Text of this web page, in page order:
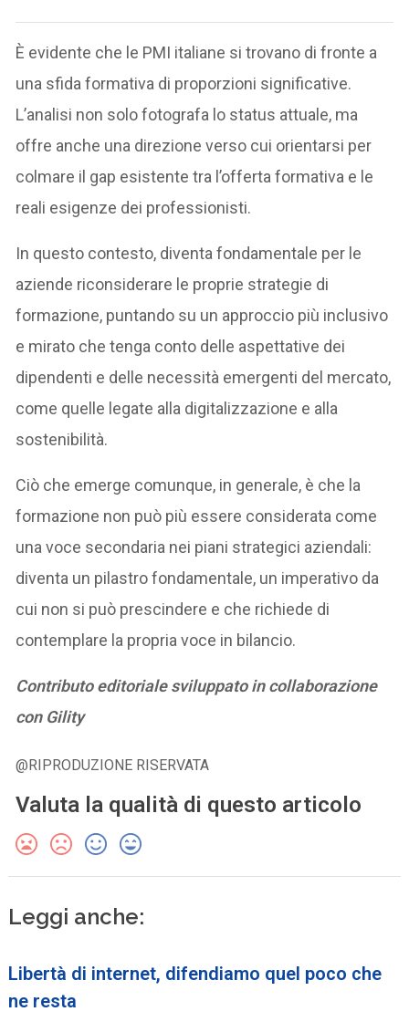
È evidente che le PMI italiane si trovano di fronte a
una sfida formativa di proporzioni significative.
L’analisi non solo fotografa lo status attuale, ma
offre anche una direzione verso cui orientarsi per
colmare il gap esistente tra l’offerta formativa e le
reali esigenze dei professionisti.
In questo contesto, diventa fondamentale per le
aziende riconsiderare le proprie strategie di
formazione, puntando su un approccio più inclusivo
e mirato che tenga conto delle aspettative dei
dipendenti e delle necessità emergenti del mercato,
come quelle legate alla digitalizzazione e alla
sostenibilità.
Ciò che emerge comunque, in generale, è che la
formazione non può più essere considerata come
una voce secondaria nei piani strategici aziendali:
diventa un pilastro fondamentale, un imperativo da
cui non si può prescindere e che richiede di
contemplare la propria voce in bilancio.
Contributo editoriale sviluppato in collaborazione
con Gility
@RIPRODUZIONE RISERVATA
Valuta la qualità di questo articolo
Leggi anche:
Libertà di internet, difendiamo quel poco che
ne resta